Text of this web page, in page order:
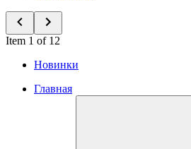
Item 1 of 12
Новинки
Главная